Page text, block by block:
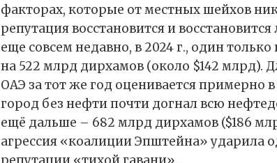
факторах, которые от местных шейхов
репутация восстановится и
еще совсем недавно, в 2024 г., один
на 522 млрд дирхамов (около $142 млрд).
ОАЭ за тот же год оценивается примерно
город без нефти почти догнал всю
ещё дальше – 682 млрд дирхамов ($186
агрессия «коалиции Эпштейна» ударила